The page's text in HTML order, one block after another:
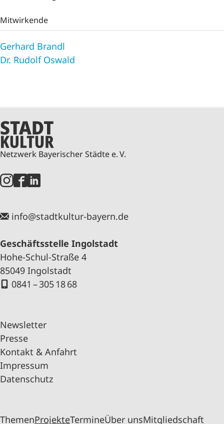
Mitwirkende
Gerhard Brandl
Dr. Rudolf Oswald
Netzwerk Bayerischer Städte e. V.
info@stadtkultur-bayern.de
Geschäftsstelle Ingolstadt
Hohe-Schul-Straße 4
85049 Ingolstadt
0841 – 305 18 68
Newsletter
Presse
Kontakt & Anfahrt
Impressum
Datenschutz
ThemenProjekteTermineÜber unsMitgliedschaft